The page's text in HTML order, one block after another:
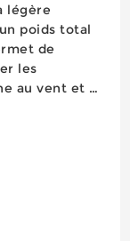
légère
poids total
de
les
au vent et à